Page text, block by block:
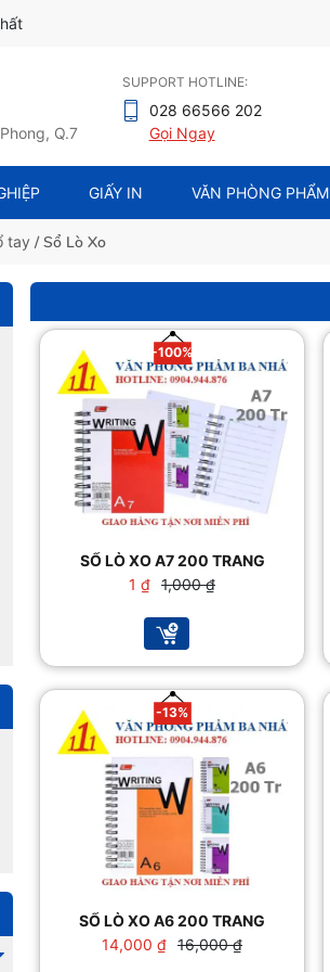
Q.7
SUPPORT HOTLINE:
028 66566 202
Gọi Ngay
GIẤY IN VĂN PHÒNG PHẨM
tay / Sổ Lò Xo
-100%
SỔ LÒ XO A7 200 TRANG
1,000₫
Giá
là:
1,000 ₫.
1 ₫
Giá
tại
là:
-13%
SỔ LÒ XO A6 200 TRANG
16,000₫
Giá
14,000 ₫ Giá